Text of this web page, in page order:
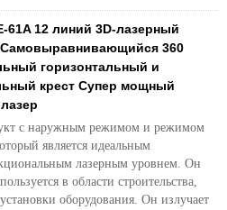
61A 12 линий 3D-лазерный
360
горизонтальный и
крест Супер мощный
с наружным режимом и режимом
является идеальным
лазерным уровнем. Он
в области строительства,
оборудования. Он излучает